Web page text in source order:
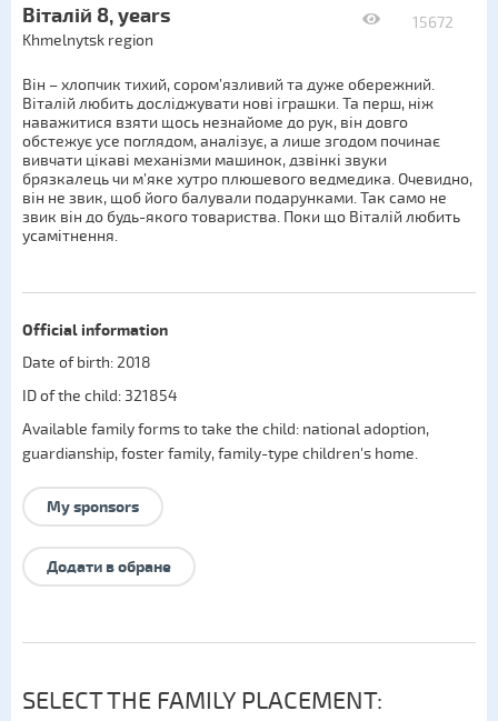
15672
Віталій 8, years
Khmelnytsk region
Він – хлопчик тихий, сором’язливий та дуже обережний.
Віталій любить досліджувати нові іграшки. Та перш, ніж
наважитися взяти щось незнайоме до рук, він довго
обстежує усе поглядом, аналізує, а лише згодом починає
вивчати цікаві механізми машинок, дзвінкі звуки
брязкалець чи м’яке хутро плюшевого ведмедика. Очевидно,
він не звик, щоб його балували подарунками. Так само не
звик він до будь-якого товариства. Поки що Віталій любить
усамітнення.
Official information
Date of birth: 2018
ID of the child: 321854
Available family forms to take the child: national adoption,
guardianship,foster family,family-type children's home.
My sponsors
Додати в обране
SELECT THE FAMILY PLACEMENT: